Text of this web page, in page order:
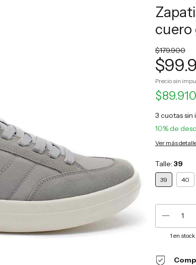
cuero
$179.900
Precio sin
$89.910
3 cuotas sin
10% de
Ver más
Talle: 39
39 40
1 en stock